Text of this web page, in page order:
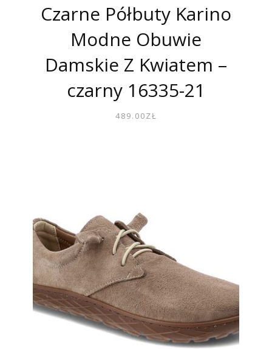
Czarne Półbuty Karino
Modne Obuwie
Damskie Z Kwiatem –
czarny 16335-21
489.00ZŁ